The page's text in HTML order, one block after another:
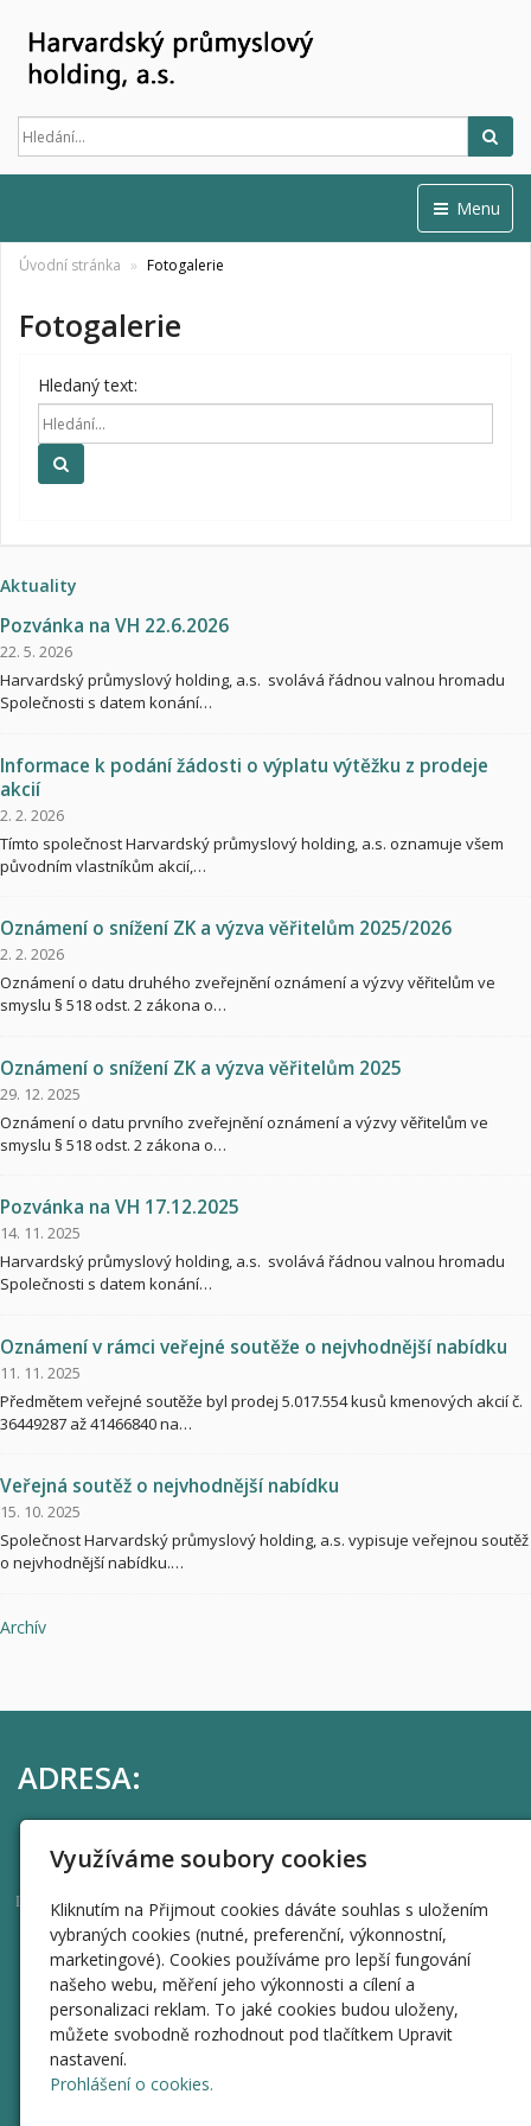
Menu
Úvodní stránka Fotogalerie
Fotogalerie
Hledaný text:
Aktuality
Pozvánka na VH 22.6.2026
22. 5. 2026
Harvardský průmyslový holding, a.s. svolává řádnou valnou hromadu
Společnosti s datem konání…
Informace k podání žádosti o výplatu výtěžku z prodeje
akcií
2. 2. 2026
Tímto společnost Harvardský průmyslový holding, a.s. oznamuje všem
původním vlastníkům akcií,…
Oznámení o snížení ZK a výzva věřitelům 2025/2026
2. 2. 2026
Oznámení o datu druhého zveřejnění oznámení a výzvy věřitelům ve
smyslu § 518 odst. 2 zákona o…
Oznámení o snížení ZK a výzva věřitelům 2025
29. 12. 2025
Oznámení o datu prvního zveřejnění oznámení a výzvy věřitelům ve
smyslu § 518 odst. 2 zákona o…
Pozvánka na VH 17.12.2025
14. 11. 2025
Harvardský průmyslový holding, a.s. svolává řádnou valnou hromadu
Společnosti s datem konání…
Oznámení v rámci veřejné soutěže o nejvhodnější nabídku
11. 11. 2025
Předmětem veřejné soutěže byl prodej 5.017.554 kusů kmenových akcií č.
36449287 až 41466840 na…
Veřejná soutěž o nejvhodnější nabídku
15. 10. 2025
Společnost Harvardský průmyslový holding, a.s. vypisuje veřejnou soutěž
o nejvhodnější nabídku.…
Archív
ADRESA:
Uhelný trh 414/9, Staré Město, 110 00 Praha 1
IČO 44269595
RYCHLÁ NAVIGACE
Úvod
Informace
Valné hromady
Přeměna na listinné akcie
Využíváme soubory cookies
Kliknutím na Přijmout cookies dáváte souhlas s uložením
vybraných cookies (nutné, preferenční, výkonnostní,
marketingové). Cookies používáme pro lepší fungování
našeho webu, měření jeho výkonnosti a cílení a
personalizaci reklam. To jaké cookies budou uloženy,
můžete svobodně rozhodnout pod tlačítkem Upravit
nastavení.
Prohlášení o cookies.